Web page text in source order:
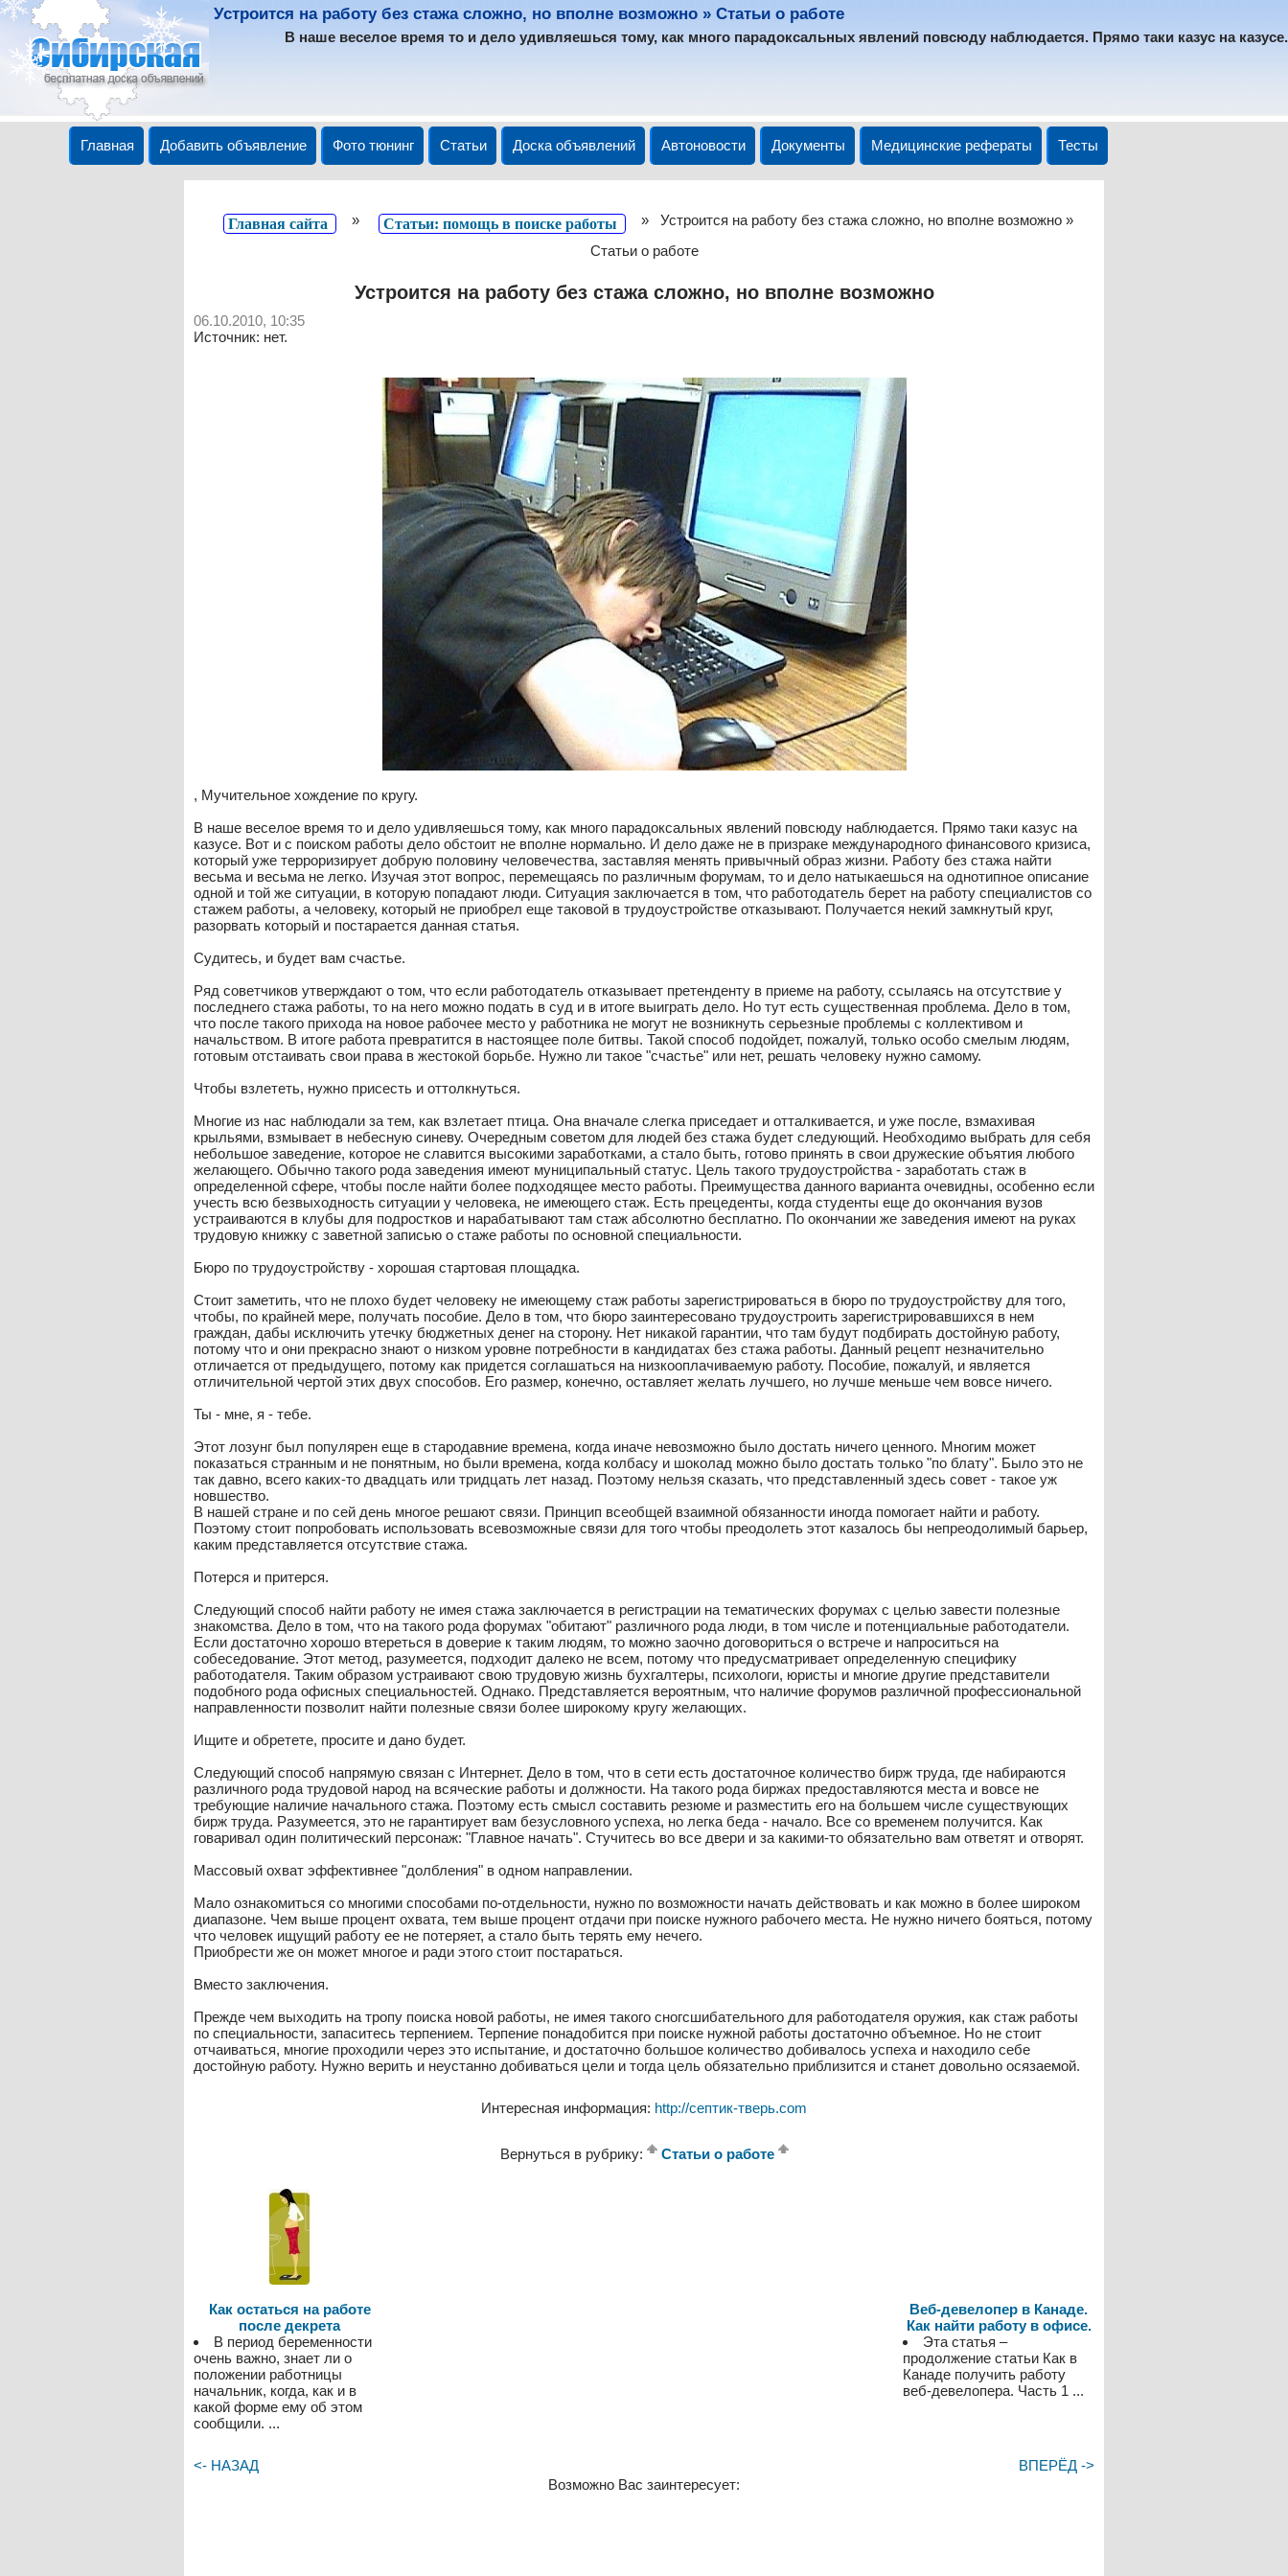
Устроится на работу без стажа сложно, но вполне возможно » Статьи о работе
В наше веселое время то и дело удивляешься тому, как много парадоксальных явлений повсюду наблюдается. Прямо таки казус на казусе.
Главная Добавить объявление Фото тюнинг Статьи Доска объявлений Автоновости Документы Медицинские рефераты Тесты
Главная сайта » Статьи: помощь в поиске работы » Устроится на работу без стажа сложно, но вполне возможно »
Статьи о работе
Устроится на работу без стажа сложно, но вполне возможно
06.10.2010, 10:35
Источник: нет.
, Мучительное хождение по кругу.
В наше веселое время то и дело удивляешься тому, как много парадоксальных явлений повсюду наблюдается. Прямо таки казус на
казусе. Вот и с поиском работы дело обстоит не вполне нормально. И дело даже не в призраке международного финансового кризиса,
который уже терроризирует добрую половину человечества, заставляя менять привычный образ жизни. Работу без стажа найти
весьма и весьма не легко. Изучая этот вопрос, перемещаясь по различным форумам, то и дело натыкаешься на однотипное описание
одной и той же ситуации, в которую попадают люди. Ситуация заключается в том, что работодатель берет на работу специалистов со
стажем работы, а человеку, который не приобрел еще таковой в трудоустройстве отказывают. Получается некий замкнутый круг,
разорвать который и постарается данная статья.
Судитесь, и будет вам счастье.
Ряд советчиков утверждают о том, что если работодатель отказывает претенденту в приеме на работу, ссылаясь на отсутствие у
последнего стажа работы, то на него можно подать в суд и в итоге выиграть дело. Но тут есть существенная проблема. Дело в том,
что после такого прихода на новое рабочее место у работника не могут не возникнуть серьезные проблемы с коллективом и
начальством. В итоге работа превратится в настоящее поле битвы. Такой способ подойдет, пожалуй, только особо смелым людям,
готовым отстаивать свои права в жестокой борьбе. Нужно ли такое "счастье" или нет, решать человеку нужно самому.
Чтобы взлететь, нужно присесть и оттолкнуться.
Многие из нас наблюдали за тем, как взлетает птица. Она вначале слегка приседает и отталкивается, и уже после, взмахивая
крыльями, взмывает в небесную синеву. Очередным советом для людей без стажа будет следующий. Необходимо выбрать для себя
небольшое заведение, которое не славится высокими заработками, а стало быть, готово принять в свои дружеские объятия любого
желающего. Обычно такого рода заведения имеют муниципальный статус. Цель такого трудоустройства - заработать стаж в
определенной сфере, чтобы после найти более подходящее место работы. Преимущества данного варианта очевидны, особенно если
учесть всю безвыходность ситуации у человека, не имеющего стаж. Есть прецеденты, когда студенты еще до окончания вузов
устраиваются в клубы для подростков и нарабатывают там стаж абсолютно бесплатно. По окончании же заведения имеют на руках
трудовую книжку с заветной записью о стаже работы по основной специальности.
Бюро по трудоустройству - хорошая стартовая площадка.
Стоит заметить, что не плохо будет человеку не имеющему стаж работы зарегистрироваться в бюро по трудоустройству для того,
чтобы, по крайней мере, получать пособие. Дело в том, что бюро заинтересовано трудоустроить зарегистрировавшихся в нем
граждан, дабы исключить утечку бюджетных денег на сторону. Нет никакой гарантии, что там будут подбирать достойную работу,
потому что и они прекрасно знают о низком уровне потребности в кандидатах без стажа работы. Данный рецепт незначительно
отличается от предыдущего, потому как придется соглашаться на низкооплачиваемую работу. Пособие, пожалуй, и является
отличительной чертой этих двух способов. Его размер, конечно, оставляет желать лучшего, но лучше меньше чем вовсе ничего.
Ты - мне, я - тебе.
Этот лозунг был популярен еще в стародавние времена, когда иначе невозможно было достать ничего ценного. Многим может
показаться странным и не понятным, но были времена, когда колбасу и шоколад можно было достать только "по блату". Было это не
так давно, всего каких-то двадцать или тридцать лет назад. Поэтому нельзя сказать, что представленный здесь совет - такое уж
новшество.
В нашей стране и по сей день многое решают связи. Принцип всеобщей взаимной обязанности иногда помогает найти и работу.
Поэтому стоит попробовать использовать всевозможные связи для того чтобы преодолеть этот казалось бы непреодолимый барьер,
каким представляется отсутствие стажа.
Потерся и притерся.
Следующий способ найти работу не имея стажа заключается в регистрации на тематических форумах с целью завести полезные
знакомства. Дело в том, что на такого рода форумах "обитают" различного рода люди, в том числе и потенциальные работодатели.
Если достаточно хорошо втереться в доверие к таким людям, то можно заочно договориться о встрече и напроситься на
собеседование. Этот метод, разумеется, подходит далеко не всем, потому что предусматривает определенную специфику
работодателя. Таким образом устраивают свою трудовую жизнь бухгалтеры, психологи, юристы и многие другие представители
подобного рода офисных специальностей. Однако. Представляется вероятным, что наличие форумов различной профессиональной
направленности позволит найти полезные связи более широкому кругу желающих.
Ищите и обретете, просите и дано будет.
Следующий способ напрямую связан с Интернет. Дело в том, что в сети есть достаточное количество бирж труда, где набираются
различного рода трудовой народ на всяческие работы и должности. На такого рода биржах предоставляются места и вовсе не
требующие наличие начального стажа. Поэтому есть смысл составить резюме и разместить его на большем числе существующих
бирж труда. Разумеется, это не гарантирует вам безусловного успеха, но легка беда - начало. Все со временем получится. Как
говаривал один политический персонаж: "Главное начать". Стучитесь во все двери и за какими-то обязательно вам ответят и отворят.
Массовый охват эффективнее "долбления" в одном направлении.
Мало ознакомиться со многими способами по-отдельности, нужно по возможности начать действовать и как можно в более широком
диапазоне. Чем выше процент охвата, тем выше процент отдачи при поиске нужного рабочего места. Не нужно ничего бояться, потому
что человек ищущий работу ее не потеряет, а стало быть терять ему нечего.
Приобрести же он может многое и ради этого стоит постараться.
Вместо заключения.
Прежде чем выходить на тропу поиска новой работы, не имея такого сногсшибательного для работодателя оружия, как стаж работы
по специальности, запаситесь терпением. Терпение понадобится при поиске нужной работы достаточно объемное. Но не стоит
отчаиваться, многие проходили через это испытание, и достаточно большое количество добивалось успеха и находило себе
достойную работу. Нужно верить и неустанно добиваться цели и тогда цель обязательно приблизится и станет довольно осязаемой.
Интересная информация: http://септик-тверь.com
Вернуться в рубрику: Статьи о работе
Как остаться на работе
после декрета
В период беременности
очень важно, знает ли о
положении работницы
начальник, когда, как и в
какой форме ему об этом
сообщили. ...
<- НАЗАД
Веб-девелопер в Канаде.
Как найти работу в офисе.
Эта статья –
продолжение статьи Как в
Канаде получить работу
веб-девелопера. Часть 1 ...
ВПЕРЁД ->
Возможно Вас заинтересует: